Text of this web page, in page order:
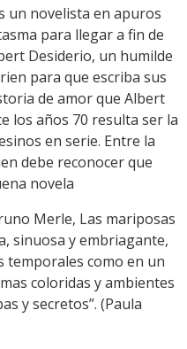
Link
un novelista en apuros
para llegar a fin de
Desiderio, un humilde
para que escriba sus
de amor que Albert
los años 70 resulta ser la
en serie. Entre la
debe reconocer que
novela
Merle, Las mariposas
sinuosa y embriagante,
temporales como en un
coloridas y ambientes
y secretos”. (Paula